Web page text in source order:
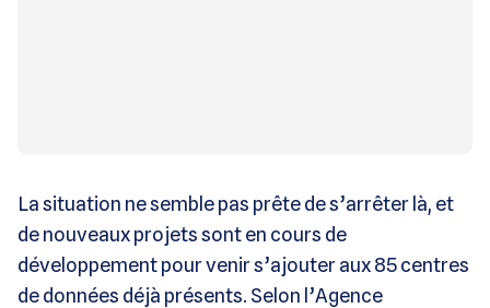
La situation ne semble pas prête de s’arrêter là, et
de nouveaux projets sont en cours de
développement pour venir s’ajouter aux 85 centres
de données déjà présents. Selon l’Agence